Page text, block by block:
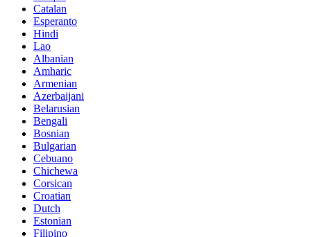
Catalan
Esperanto
Hindi
Lao
Albanian
Amharic
Armenian
Azerbaijani
Belarusian
Bengali
Bosnian
Bulgarian
Cebuano
Chichewa
Corsican
Croatian
Dutch
Estonian
Filipino